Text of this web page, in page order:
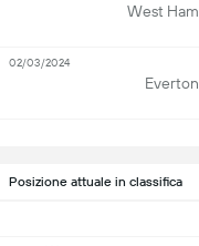
Posizione attuale in classifica
West Ham
Everton
02/03/2024